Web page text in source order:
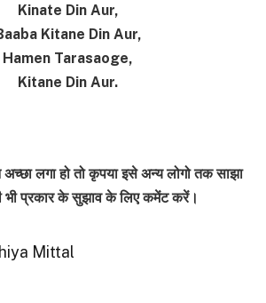
Kinate Din Aur,
Kitane Din Aur,
Hamen Tarasaoge,
Kitane Din Aur.
लगा हो तो कृपया इसे अन्य लोगो तक साझा
भी प्रकार के सुझाव के लिए कमेंट करें।
Mittal